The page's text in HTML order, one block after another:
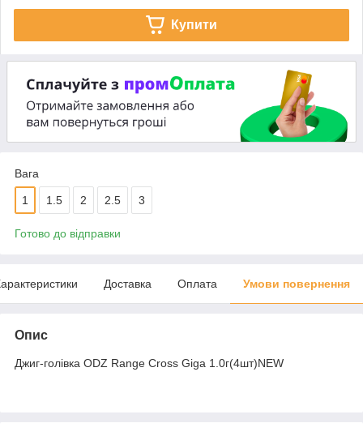
Купити
Вага
1 1.5 2 2.5 3
Готово до відправки
Доставка Оплата Умови повернення
Опис
Джиг-голівка ODZ Range Cross Giga 1.0г(4шт)NEW